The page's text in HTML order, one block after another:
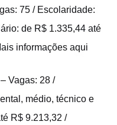
75 / Escolaridade:
de R$ 1.335,44 até
informações aqui
– Vagas: 28 /
médio, técnico e
R$ 9.213,32 /